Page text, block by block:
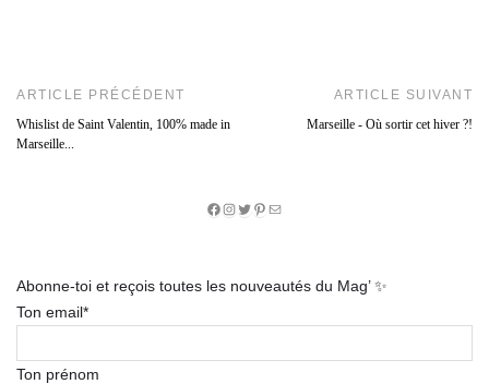
ARTICLE PRÉCÉDENT
Whislist de Saint Valentin, 100% made in
Marseille...
ARTICLE SUIVANT
Marseille - Où sortir cet hiver ?!
Facebook
Instagram
Twitter
Pinterest
E-
Abonne-toi et reçois toutes les nouveautés du Mag’ ✨
Ton email*
Ton prénom